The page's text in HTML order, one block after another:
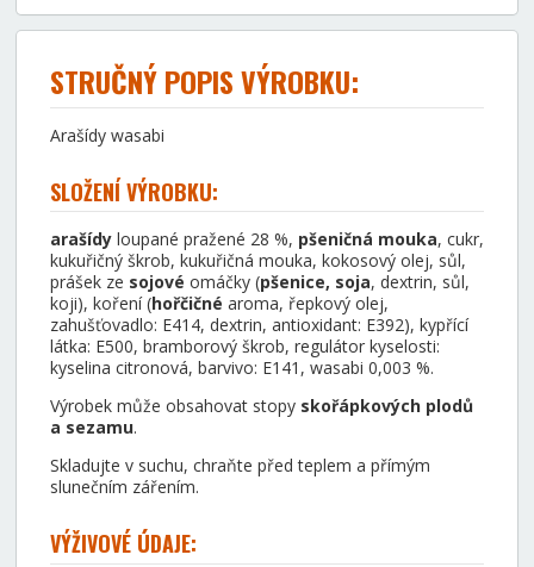
STRUČNÝ POPIS VÝROBKU:
Arašídy wasabi
SLOŽENÍ VÝROBKU:
arašídy loupané pražené 28 %, pšeničná mouka, cukr,
kukuřičný škrob, kukuřičná mouka, kokosový olej, sůl,
prášek ze sojové omáčky (pšenice, soja, dextrin, sůl,
koji), koření (hořčičné aroma, řepkový olej,
zahušťovadlo: E414, dextrin, antioxidant: E392), kypřící
látka: E500, bramborový škrob, regulátor kyselosti:
kyselina citronová, barvivo: E141, wasabi 0,003 %.
Výrobek může obsahovat stopy skořápkových plodů
a sezamu.
Skladujte v suchu, chraňte před teplem a přímým
slunečním zářením.
VÝŽIVOVÉ ÚDAJE: